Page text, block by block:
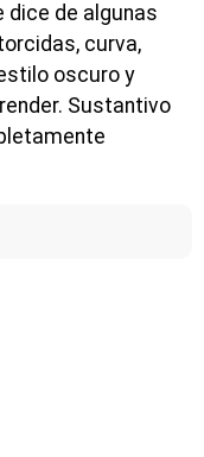
dice de algunas
curva,
oscuro y
Sustantivo